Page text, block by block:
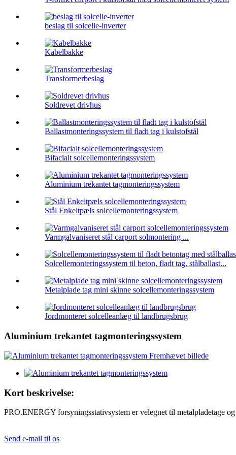
beslag til solcelle-inverter
Kabelbakke
Transformerbeslag
Soldrevet drivhus
Ballastmonteringssystem til fladt tag i kulstofstål
Bifacialt solcellemonteringssystem
Aluminium trekantet tagmonteringssystem
Stål Enkeltpæls solcellemonteringssystem
Varmgalvaniseret stål carport solmontering ...
Solcellemonteringssystem til beton, fladt tag, stålballast...
Metalplade tag mini skinne solcellemonteringssystem
Jordmonteret solcelleanlæg til landbrugsbrug
Aluminium trekantet tagmonteringssystem
Kort beskrivelse:
PRO.ENERGY forsyningsstativsystem er velegnet til metalpladetage
Send e-mail til os